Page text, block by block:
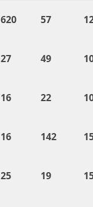
620 57
27 49
16 22
16 142
25 19